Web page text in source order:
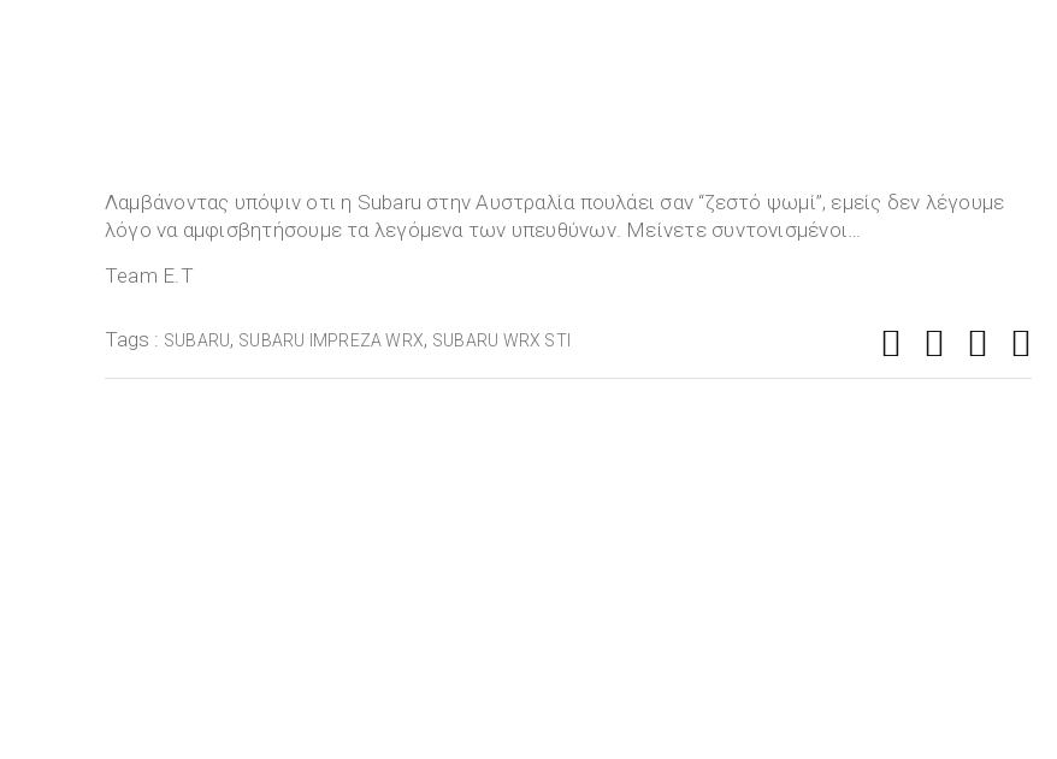
Λαμβάνοντας υπόψιν οτι η Subaru στην Αυστραλία πουλάει σαν “ζεστό ψωμί”, εμείς δεν λέγουμε
λόγο να αμφισβητήσουμε τα λεγόμενα των υπευθύνων. Μείνετε συντονισμένοι…
Team E.T
Tags : SUBARU, SUBARU IMPREZA WRX, SUBARU WRX STI